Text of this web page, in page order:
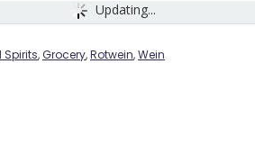
Updating...
Spirits,Grocery,Rotwein,Wein